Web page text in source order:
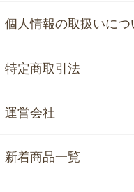
個人情報の取扱いにつ
特定商取引法
運営会社
新着商品一覧